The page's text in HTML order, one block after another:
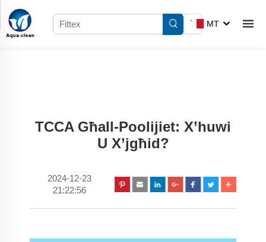
MT
TCCA Għall-Poolijiet: X’huwi
U X’jgħid?
2024-12-23
21:22:56